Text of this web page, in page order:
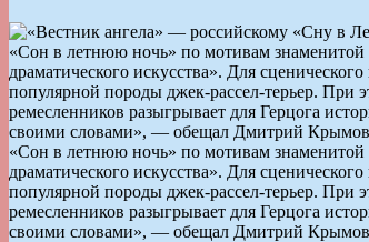
«Сон в летнюю ночь» по мотивам знаменитой
драматического искусства». Для
популярной породы джек-рассел-терьер. При
ремесленников разыгрывает для Герцога
своими словами», — обещал Дмитрий
«Сон в летнюю ночь» по мотивам знаменитой
драматического искусства». Для
популярной породы джек-рассел-терьер. При
ремесленников разыгрывает для Герцога
своими словами», — обещал Дмитрий